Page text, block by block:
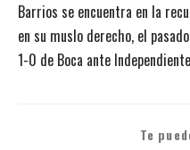
Barrios se encuentra en la
en su muslo derecho, el
1-0 de Boca ante
Te